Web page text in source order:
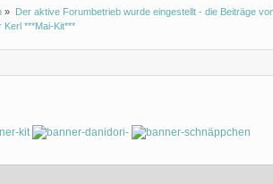
» Der aktive Forumbetrieb wurde eingestellt - die Beiträge
***Mai-Kit***